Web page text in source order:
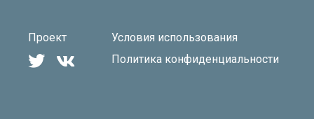
Проект
 
Условия использования
Политика конфиденциальности